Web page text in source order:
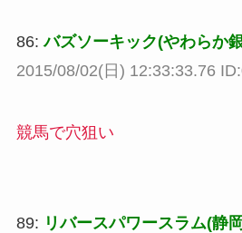
86:バズソーキック(やわらか
2015/08/02(日) 12:33:33.76
競馬で穴狙い
89: リバースパワースラム(静